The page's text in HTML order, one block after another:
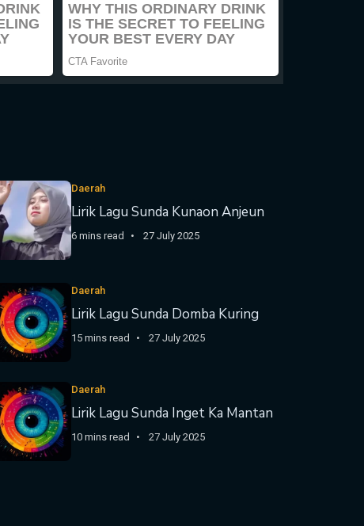
Daerah
Lirik Lagu Sunda Kunaon Anjeun
6 mins read 27 July 2025
Daerah
Lirik Lagu Sunda Domba Kuring
15 mins read 27 July 2025
Daerah
Lirik Lagu Sunda Inget Ka Mantan
10 mins read 27 July 2025